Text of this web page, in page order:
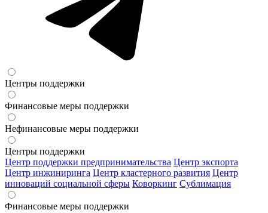
Центры поддержки
Финансовые меры поддержки
Нефинансовые меры поддержки
Центры поддержки
Центр поддержки предпринимательства Центр экспорта
Центр инжиниринга Центр кластерного развития Центр
инноваций социальной сферы Коворкинг Сублимация
Финансовые меры поддержки